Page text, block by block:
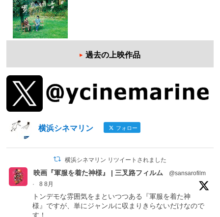
過去の上映作品
横浜シネマリン フォロー
横浜シネマリン リツイートされました
映画『軍服を着た神様』 | 三叉路フィルム
@sansarofilm
·
8 8月
トンデモな雰囲気をまといつつある『軍服を着た神
様』ですが、単にジャンルに収まりきらないだけなので
す！